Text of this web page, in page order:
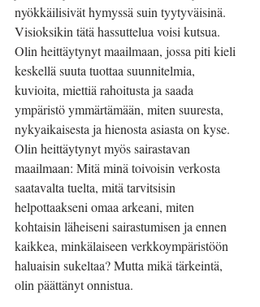
nyökkäilisivät hymyssä suin tyytyväisinä.
Visioksikin tätä hassuttelua voisi kutsua.
Olin heittäytynyt maailmaan, jossa piti kieli
keskellä suuta tuottaa suunnitelmia,
kuvioita, miettiä rahoitusta ja saada
ympäristö ymmärtämään, miten suuresta,
nykyaikaisesta ja hienosta asiasta on kyse.
Olin heittäytynyt myös sairastavan
maailmaan: Mitä minä toivoisin verkosta
saatavalta tuelta, mitä tarvitsisin
helpottaakseni omaa arkeani, miten
kohtaisin läheiseni sairastumisen ja ennen
kaikkea, minkälaiseen verkkoympäristöön
haluaisin sukeltaa? Mutta mikä tärkeintä,
olin päättänyt onnistua.